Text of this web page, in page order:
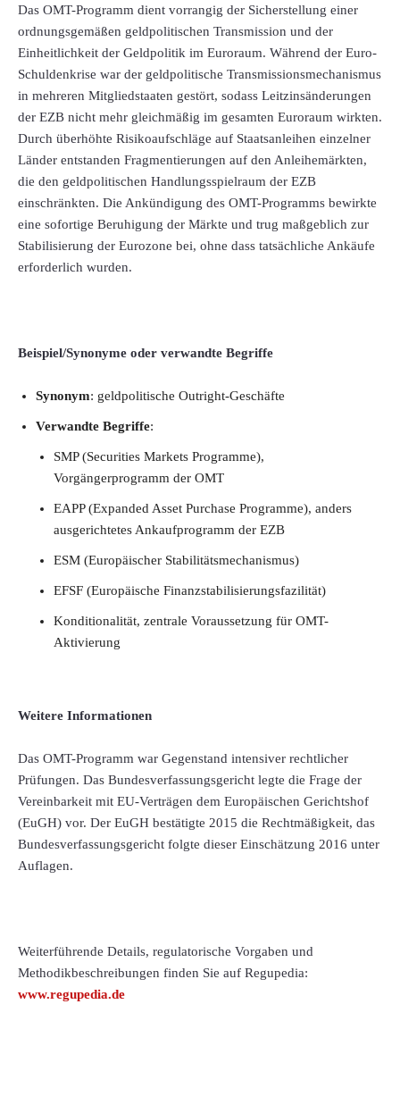
Das OMT-Programm dient vorrangig der Sicherstellung einer
ordnungsgemäßen geldpolitischen Transmission und der
Einheitlichkeit der Geldpolitik im Euroraum. Während der Euro-
Schuldenkrise war der geldpolitische Transmissionsmechanismus
in mehreren Mitgliedstaaten gestört, sodass Leitzinsänderungen
der EZB nicht mehr gleichmäßig im gesamten Euroraum wirkten.
Durch überhöhte Risikoaufschläge auf Staatsanleihen einzelner
Länder entstanden Fragmentierungen auf den Anleihemärkten,
die den geldpolitischen Handlungsspielraum der EZB
einschränkten. Die Ankündigung des OMT-Programms bewirkte
eine sofortige Beruhigung der Märkte und trug maßgeblich zur
Stabilisierung der Eurozone bei, ohne dass tatsächliche Ankäufe
erforderlich wurden.
Beispiel/Synonyme oder verwandte Begriffe
Synonym: geldpolitische Outright-Geschäfte
Verwandte Begriffe:
SMP (Securities Markets Programme),
Vorgängerprogramm der OMT
EAPP (Expanded Asset Purchase Programme), anders
ausgerichtetes Ankaufprogramm der EZB
ESM (Europäischer Stabilitätsmechanismus)
EFSF (Europäische Finanzstabilisierungsfazilität)
Konditionalität, zentrale Voraussetzung für OMT-
Aktivierung
Weitere Informationen
Das OMT-Programm war Gegenstand intensiver rechtlicher
Prüfungen. Das Bundesverfassungsgericht legte die Frage der
Vereinbarkeit mit EU-Verträgen dem Europäischen Gerichtshof
(EuGH) vor. Der EuGH bestätigte 2015 die Rechtmäßigkeit, das
Bundesverfassungsgericht folgte dieser Einschätzung 2016 unter
Auflagen.
Weiterführende Details, regulatorische Vorgaben und
Methodikbeschreibungen finden Sie auf Regupedia:
www.regupedia.de